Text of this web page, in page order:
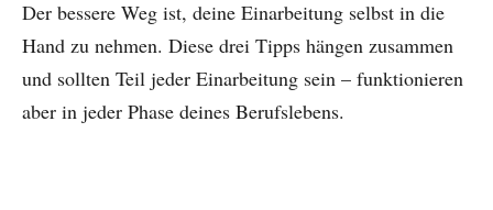
Der bessere Weg ist, deine Einarbeitung selbst in die
Hand zu nehmen. Diese drei Tipps hängen zusammen
und sollten Teil jeder Einarbeitung sein – funktionieren
aber in jeder Phase deines Berufslebens.